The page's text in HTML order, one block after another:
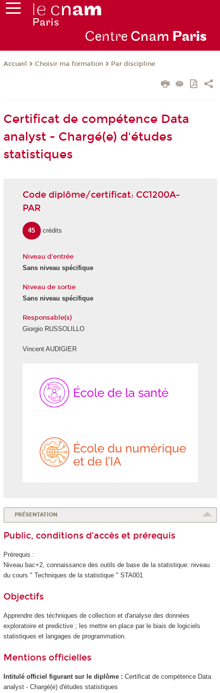
Centre Cnam Paris
Accueil Choisir ma formation Par discipline
Certificat de compétence Data
analyst - Chargé(e) d'études
statistiques
Code diplôme/certificat: CC1200A-
PAR
45 crédits
Niveau d'entrée
Sans niveau spécifique
Niveau de sortie
Sans niveau spécifique
Responsable(s)
Giorgio RUSSOLILLO
Vincent AUDIGIER
PRÉSENTATION
Public, conditions d’accès et prérequis
Prérequis :
Niveau bac+2, connaissance des outils de base de la statistique: niveau
du cours " Techniques de la statistique " STA001
Objectifs
Apprendre des téchniques de collection et d'analyse des données
exploratoire et predictive ; les mettre en place par le biais de logiciels
statistiques et langages de programmation.
Mentions officielles
Intitulé officiel figurant sur le diplôme : Certificat de compétenceData
analyst - Chargé(e) d'études statistiques